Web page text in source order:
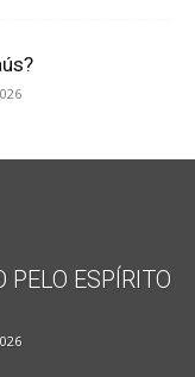
PELO ESPÍRITO